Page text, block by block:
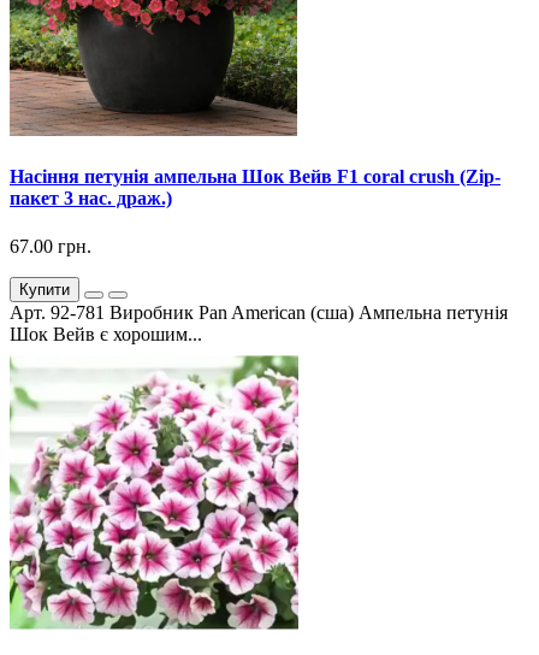
Насіння петунія ампельна Шок Вейв F1 coral crush (Zip-
пакет 3 нас. драж.)
67.00 грн.
Купити
Арт. 92-781 Виробник Pan American (сша) Ампельна петунія
Шок Вейв є хорошим...